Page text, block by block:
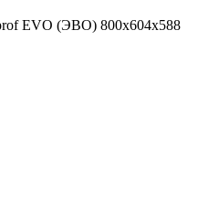
EVO (ЭВО) 800х604x588